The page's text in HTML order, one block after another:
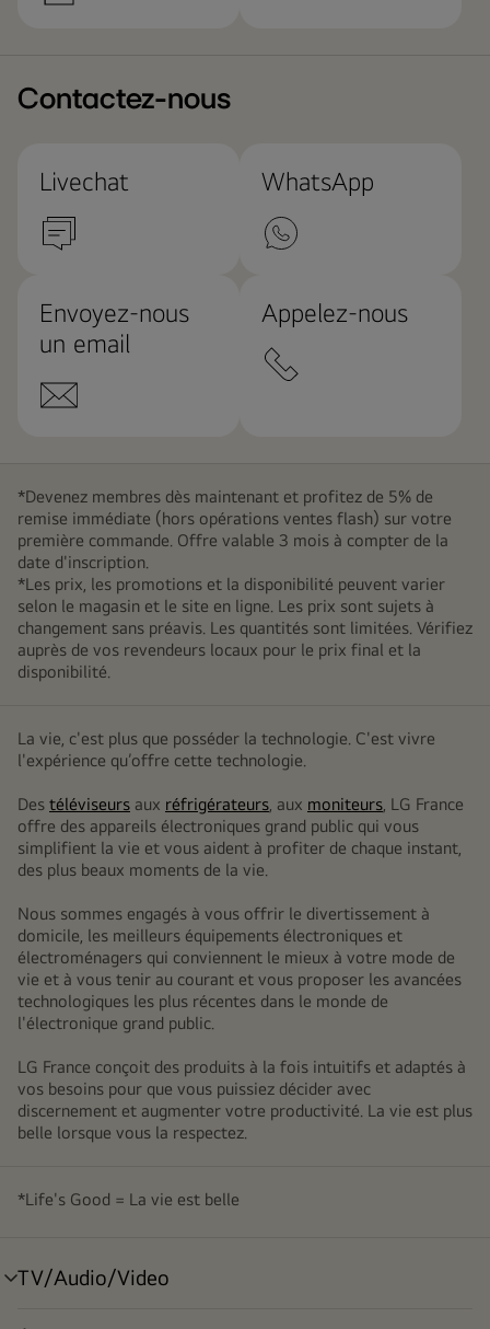
Contactez-nous
Livechat WhatsApp
Envoyez-nous
un email
Appelez-nous
*Devenez membres dès maintenant et profitez de 5% de
remise immédiate (hors opérations ventes flash) sur votre
première commande. Offre valable 3 mois à compter de la
date d'inscription.
*Les prix, les promotions et la disponibilité peuvent varier
selon le magasin et le site en ligne. Les prix sont sujets à
changement sans préavis. Les quantités sont limitées. Vérifiez
auprès de vos revendeurs locaux pour le prix final et la
disponibilité.
La vie, c'est plus que posséder la technologie. C'est vivre
l'expérience qu’offre cette technologie.
Des téléviseurs aux réfrigérateurs, aux moniteurs, LG France
offre des appareils électroniques grand public qui vous
simplifient la vie et vous aident à profiter de chaque instant,
des plus beaux moments de la vie.
Nous sommes engagés à vous offrir le divertissement à
domicile, les meilleurs équipements électroniques et
électroménagers qui conviennent le mieux à votre mode de
vie et à vous tenir au courant et vous proposer les avancées
technologiques les plus récentes dans le monde de
l'électronique grand public.
LG France conçoit des produits à la fois intuitifs et adaptés à
vos besoins pour que vous puissiez décider avec
discernement et augmenter votre productivité. La vie est plus
belle lorsque vous la respectez.
*Life's Good = La vie est belle
TV/Audio/Video
menu